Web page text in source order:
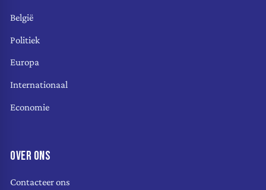
België
Politiek
Europa
Internationaal
Economie
OVER ONS
Contacteer ons